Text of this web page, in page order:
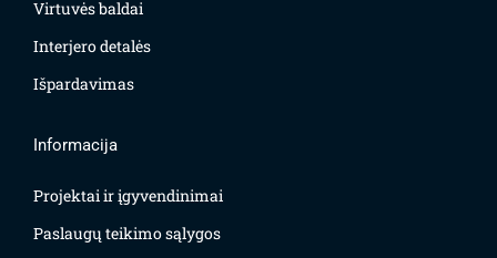
Virtuvės baldai
Interjero detalės
Išpardavimas
Informacija
Projektai ir įgyvendinimai
Paslaugų teikimo sąlygos